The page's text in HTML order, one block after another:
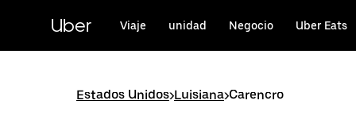
contenido
principal
Uber Viaje unidad Negocio Uber Eats
Estados Unidos>Luisiana>Carencro